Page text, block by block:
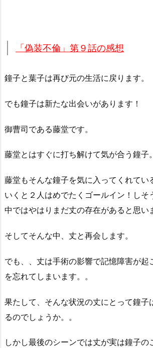
「偽装不倫」第９話の感想
鐘子と葉子は再び元の生活に戻ります。
でも鐘子は新たな出会いがあります！
御曹司である藤堂です。
藤堂とはすぐに打ち解けて気が合う鐘子。
藤堂もそんな鐘子を気に入ってくれてい
いくと２人はめでたくゴールイン！しそ
中ではやはりまだ丈の存在があると思い
そしてそんな中、丈と再会します。
でも、、丈は手術の影響で記憶障害が起
を忘れてしまいます。。
果たして、そんな状況の丈にとって鐘子
るのでしょうか。。
しかし最後のシーンでは丈が実は鐘子の